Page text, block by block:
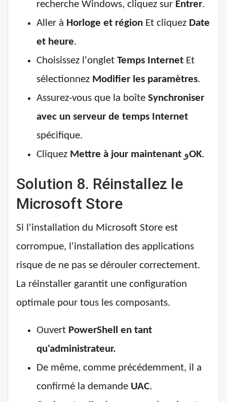
recherche Windows, cliquez sur Entrer.
Aller à Horloge et région Et cliquez Date
et heure.
Choisissez l'onglet Temps Internet Et
sélectionnez Modifier les paramètres.
Assurez-vous que la boîte Synchroniser
avec un serveur de temps Internet
spécifique.
Cliquez Mettre à jour maintenant وOK.
Solution 8. Réinstallez le
Microsoft Store
Si l'installation du Microsoft Store est
corrompue, l'installation des applications
risque de ne pas se dérouler correctement.
La réinstaller garantit une configuration
optimale pour tous les composants.
Ouvert PowerShell en tant
qu'administrateur.
De même, comme précédemment, il a
confirmé la demande UAC.